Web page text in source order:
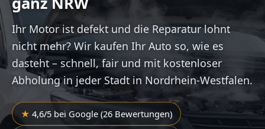
Ihr Motor ist defekt und die Reparatur lohnt
nicht mehr? Wir kaufen Ihr Auto so, wie es
dasteht – schnell, fair und mit kostenloser
Abholung in jeder Stadt in Nordrhein-Westfalen.
4,6/5 bei Google (26 Bewertungen)